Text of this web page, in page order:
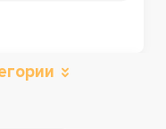
с мягким